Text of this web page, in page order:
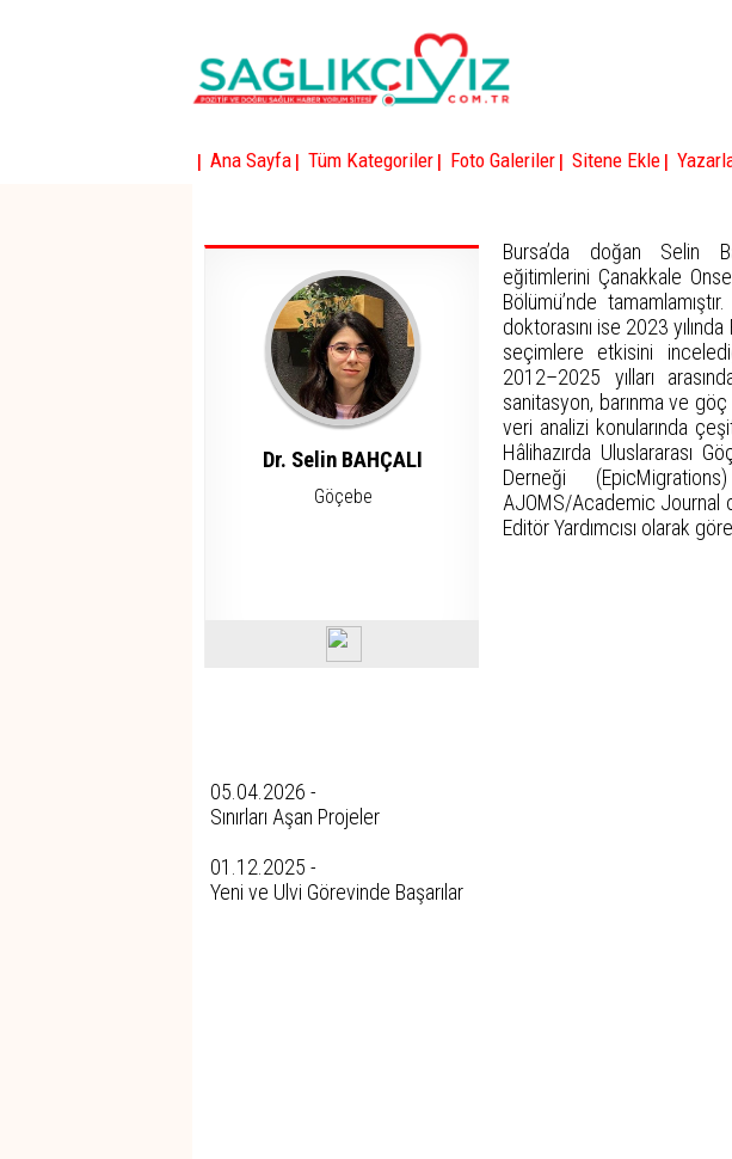
| Ana Sayfa | Tüm Kategoriler | Foto Galeriler | Sitene Ekle |
Dr. Selin BAHÇALI
Göçebe
Bursa’da doğan Selin
eğitimlerini Çanakkale
Bölümü’nde
doktorasını ise 2023 yılında
seçimlere etkisini
2012–2025 yılları
sanitasyon, barınma ve
veri analizi konularında
Hâlihazırda Uluslararası
Derneği
AJOMS/Academic Journal
Editör Yardımcısı olarak
05.04.2026 -
Sınırları Aşan Projeler
01.12.2025 -
Yeni ve Ulvi Görevinde Başarılar